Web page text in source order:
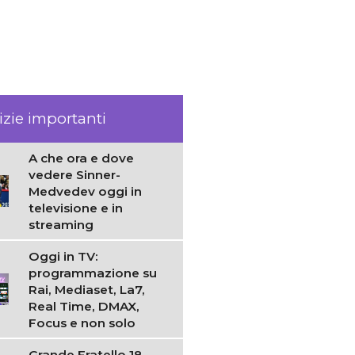
importanti
A che ora e dove
vedere Sinner-
Medvedev oggi in
televisione e in
streaming
Oggi in TV:
programmazione su
Rai, Mediaset, La7,
Real Time, DMAX,
Focus e non solo